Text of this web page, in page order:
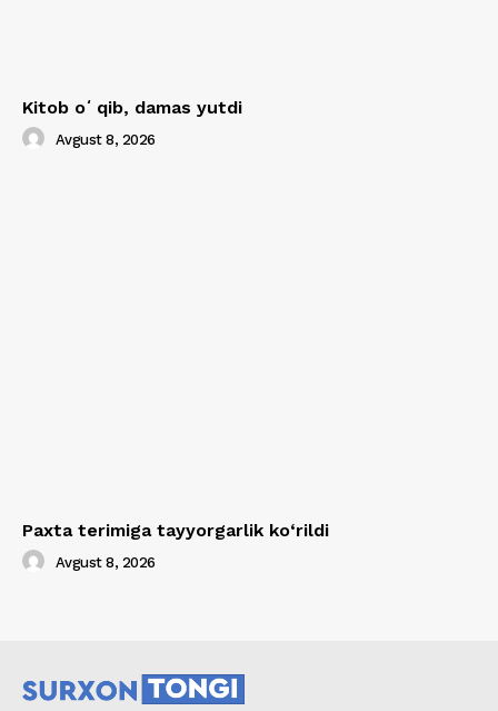
Kitob oʻqib, damas yutdi
Avgust 8, 2026
Paxta terimiga tayyorgarlik ko‘rildi
Avgust 8, 2026